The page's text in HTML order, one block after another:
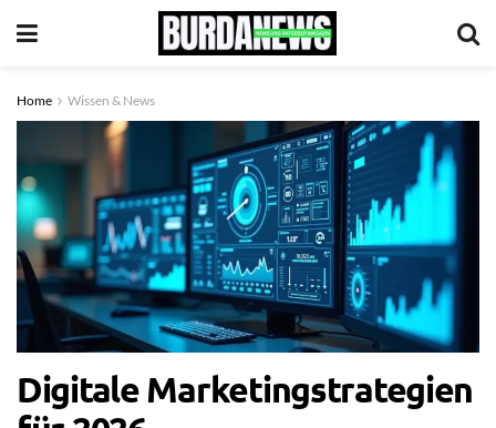
Home Wissen & News
Digitale Marketingstrategien